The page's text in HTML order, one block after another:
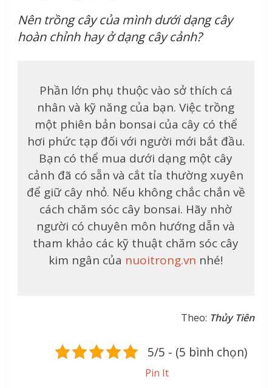
Nên trồng cây của mình dưới dạng cây
hoàn chỉnh hay ở dạng cây cảnh?
Phần lớn phụ thuộc vào sở thích cá
nhân và kỹ năng của bạn. Việc trồng
một phiên bản bonsai của cây có thể
hơi phức tạp đối với người mới bắt đầu.
Bạn có thể mua dưới dạng một cây
cảnh đã có sẵn và cắt tỉa thường xuyên
để giữ cây nhỏ. Nếu không chắc chắn về
cách chăm sóc cây bonsai. Hãy nhờ
người có chuyên môn hướng dẫn và
tham khảo các kỹ thuật chăm sóc cây
kim ngân của nuoitrong.vn nhé!
Theo: Thủy Tiên
5/5 - (5 bình chọn)
Pin It